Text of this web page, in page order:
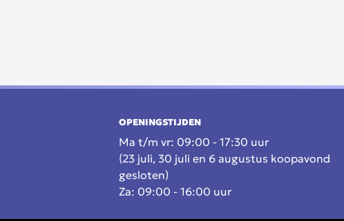
OPENINGSTIJDEN
Ma t/m vr: 09:00 - 17:30 uur
(23 juli, 30 juli en 6 augustus koopavond
gesloten)
Za: 09:00 - 16:00 uur